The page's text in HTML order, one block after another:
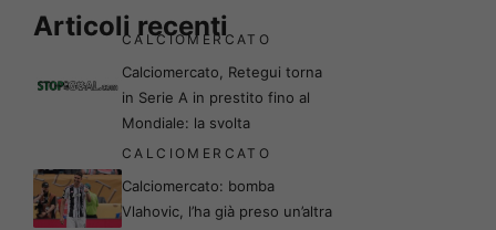
Articoli recenti
CALCIOMERCATO
Calciomercato, Retegui torna
in Serie A in prestito fino al
Mondiale: la svolta
CALCIOMERCATO
Calciomercato: bomba
Vlahovic, l’ha già preso un’altra